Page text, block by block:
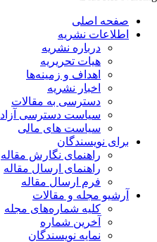
صفحه اصلی
اطلاعات نشریه
درباره نشریه
هیات تحریریه
اهداف و زمینه‌ها
اخبار نشریه
دسترسی به مقالات
سیاست دسترسی آزاد
سیاست های مالی
برای نویسندگان
راهنمای نگارش مقاله
راهنمای ارسال مقاله
فرم ارسال مقاله
آرشیو مجله و مقالات
کلیه شماره‌های مجله
آخرین شماره
نمایه نویسندگان